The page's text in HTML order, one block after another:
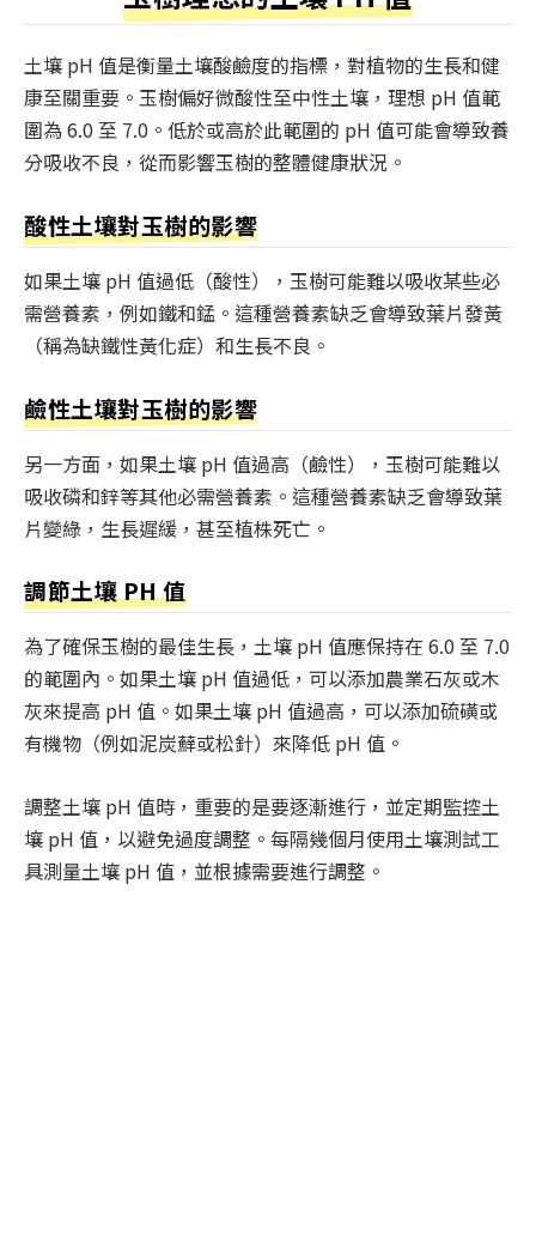
土壤 pH 值是衡量土壤酸鹼度的指標，對植物的生長和健
康至關重要。玉樹偏好微酸性至中性土壤，理想 pH 值範
圍為 6.0 至 7.0。低於或高於此範圍的 pH 值可能會導致養
分吸收不良，從而影響玉樹的整體健康狀況。
酸性土壤對玉樹的影響
如果土壤 pH 值過低（酸性），玉樹可能難以吸收某些必
需營養素，例如鐵和錳。這種營養素缺乏會導致葉片發黃
（稱為缺鐵性黃化症）和生長不良。
鹼性土壤對玉樹的影響
另一方面，如果土壤 pH 值過高（鹼性），玉樹可能難以
吸收磷和鋅等其他必需營養素。這種營養素缺乏會導致葉
片變綠，生長遲緩，甚至植株死亡。
調節土壤 PH 值
為了確保玉樹的最佳生長，土壤 pH 值應保持在 6.0 至 7.0
的範圍內。如果土壤 pH 值過低，可以添加農業石灰或木
灰來提高 pH 值。如果土壤 pH 值過高，可以添加硫磺或
有機物（例如泥炭蘚或松針）來降低 pH 值。
調整土壤 pH 值時，重要的是要逐漸進行，並定期監控土
壤 pH 值，以避免過度調整。每隔幾個月使用土壤測試工
具測量土壤 pH 值，並根據需要進行調整。